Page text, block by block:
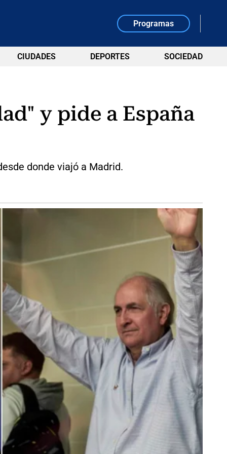
Programas
CIUDADES DEPORTES SOCIEDAD
y pide a España
donde viajó a Madrid.